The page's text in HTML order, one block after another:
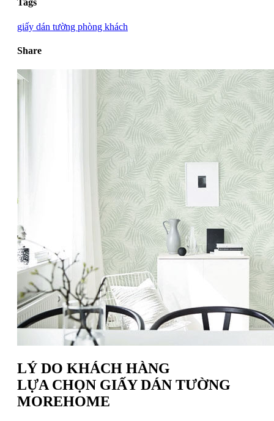
Tags
giấy dán tường phòng khách
Share
LÝ DO KHÁCH HÀNG
LỰA CHỌN GIẤY DÁN TƯỜNG
MOREHOME